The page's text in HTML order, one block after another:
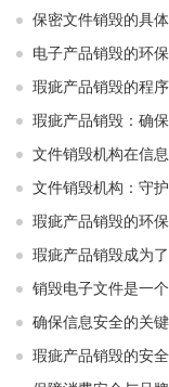
保密文件销毁的具
电子产品销毁的环
瑕疵产品销毁的程
瑕疵产品销毁：确
文件销毁机构在信
文件销毁机构：守
瑕疵产品销毁的环
瑕疵产品销毁成为
销毁电子文件是一
确保信息安全的关
瑕疵产品销毁的安